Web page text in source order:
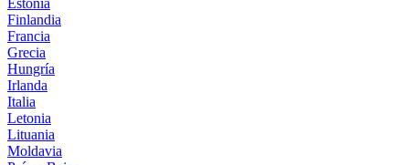
Finlandia
Francia
Grecia
Hungría
Irlanda
Italia
Letonia
Lituania
Moldavia